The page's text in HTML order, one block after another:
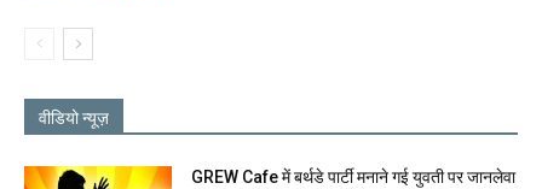
वीडियो न्यूज़
GREW Cafe में बर्थडे पार्टी मनाने गई युवती पर जानलेवा